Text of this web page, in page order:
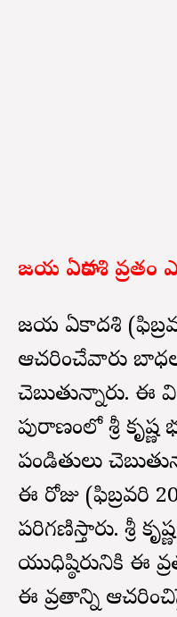
జయ ఏకాదశి వ్రతం
జయ ఏకాదశి
ఆచరించేవారు
చెబుతున్నారు. ఈ
పురాణంలో శ్రీ
పండితులు
ఈ రోజు (ఫిబ్రవరి
పరిగణిస్తారు. శ్రీ
యుధిష్ఠిరునికి ఈ
ఈ వ్రతాన్ని